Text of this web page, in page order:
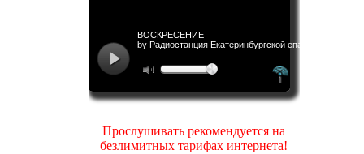
Прослушивать рекомендуется на
безлимитных тарифах интернета!